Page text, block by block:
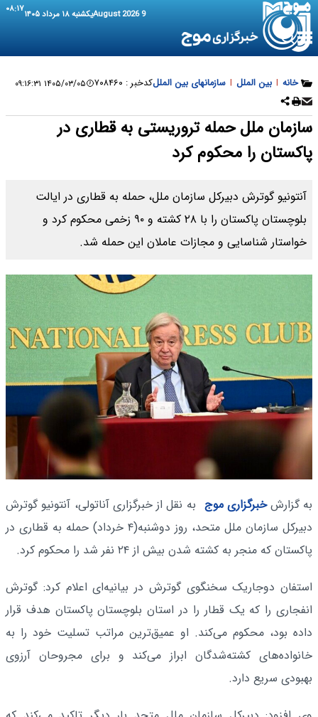
9 August 2026 یکشنبه ۱۸ مرداد ۱۴۰۵ ۰۸:۱۷
خانه | بین الملل | سازمانهای بین المللکدخبر : ۷۰۸۴۶۰ ۱۴۰۵/۰۳/۰۵ ۰۹:۱۶:۳۱
سازمان ملل حمله تروریستی به قطاری در
پاکستان را محکوم کرد
آنتونیو گوترش دبیرکل سازمان ملل، حمله به قطاری در ایالت
بلوچستان پاکستان را با ۲۸ کشته و ۹۰ زخمی محکوم کرد و
خواستار شناسایی و مجازات عاملان این حمله شد.
به گزارشخبرگزاری موج به نقل از خبرگزاری آناتولی، آنتونیو گوترش
دبیرکل سازمان ملل متحد، روز دوشنبه(۴ خرداد) حمله به قطاری در
پاکستان که منجر به کشته شدن بیش از ۲۴ نفر شد را محکوم کرد.
استفان دوجاریک سخنگوی گوترش در بیانیه‌ای اعلام کرد: گوترش
انفجاری را که یک قطار را در استان بلوچستان پاکستان هدف قرار
داده بود، محکوم می‌کند. او عمیق‌ترین مراتب تسلیت خود را به
خانواده‌های کشته‌شدگان ابراز می‌کند و برای مجروحان آرزوی
بهبودی سریع دارد.